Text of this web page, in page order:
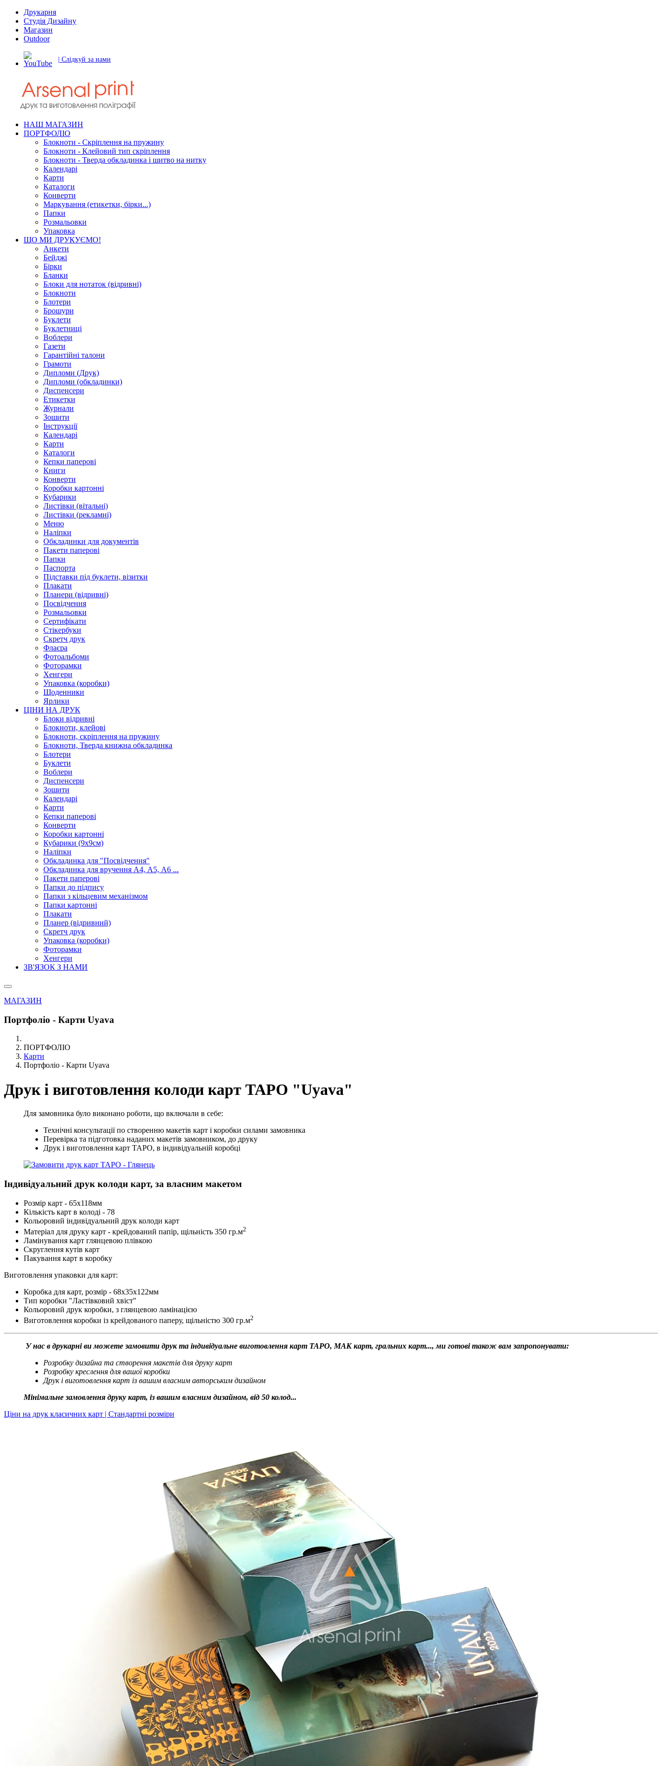
Друкарня
Студія Дизайну
Магазин
Outdoor
| Слідкуй за нами
НАШ МАГАЗИН
ПОРТФОЛІО
Блокноти - Скріплення на пружину
Блокноти - Клейовий тип скріплення
Блокноти - Тверда обкладинка і шитво на нитку
Календарі
Карти
Каталоги
Конверти
Маркування (етикетки, бірки...)
Папки
Розмальовки
Упаковка
ЩО МИ ДРУКУЄМО!
Анкети
Бейджі
Бірки
Бланки
Блоки для нотаток (відривні)
Блокноти
Блотери
Брошури
Буклети
Буклетниці
Воблери
Газети
Гарантійні талони
Грамоти
Дипломи (Друк)
Дипломи (обкладинки)
Диспенсери
Етикетки
Журнали
Зошити
Інструкції
Календарі
Карти
Каталоги
Кепки паперові
Книги
Конверти
Коробки картонні
Кубарики
Листівки (вітальні)
Листівки (рекламні)
Меню
Наліпки
Обкладинки для документів
Пакети паперові
Папки
Паспорта
Підставки під буклети, візитки
Плакати
Планери (відривні)
Посвідчення
Розмальовки
Сертифікати
Стікербуки
Скретч друк
Флаєра
Фотоальбоми
Фоторамки
Хенгери
Упаковка (коробки)
Щоденники
Ярлики
ЦІНИ НА ДРУК
Блоки відривні
Блокноти, клейові
Блокноти, скріплення на пружину
Блокноти, Тверда книжна обкладинка
Блотери
Буклети
Воблери
Диспенсери
Зошити
Календарі
Карти
Кепки паперові
Конверти
Коробки картонні
Кубарики (9х9см)
Наліпки
Обкладинка для "Посвідчення"
Обкладинка для вручення А4, А5, А6 ...
Пакети паперові
Папки до підпису
Папки з кільцевим механізмом
Папки картонні
Плакати
Планер (відривний)
Скретч друк
Упаковка (коробки)
Фоторамки
Хенгери
ЗВ'ЯЗОК З НАМИ
МАГАЗИН
Портфоліо - Карти Uyava
ПОРТФОЛІО
Карти
Портфоліо - Карти Uyava
Друк і виготовлення колоди карт ТАРО "Uyava"
Для замовника було виконано роботи, що включали в себе:
Технічні консультації по створенню макетів карт і коробки силами замовника
Перевірка та підготовка наданих макетів замовником, до друку
Друк і виготовлення карт ТАРО, в індивідуальній коробці
Індивідуальний друк колоди карт, за власним макетом
Розмір карт - 65х118мм
Кількість карт в колоді - 78
Кольоровий індивідуальний друк колоди карт
Матеріал для друку карт - крейдований папір, щільність 350 гр.м2
Ламінування карт глянцевою плівкою
Скруглення кутів карт
Пакування карт в коробку
Виготовлення упаковки для карт:
Коробка для карт, розмір - 68х35х122мм
Тип коробки "Ластівковий хвіст"
Кольоровий друк коробки, з глянцевою ламінацією
Виготовлення коробки із крейдованого паперу, щільністю 300 гр.м2
У нас в друкарні ви можете замовити друк та індивідуальне виготовлення карт ТАРО, МАК карт, гральних карт..., ми готові також вам запропонувати:
Розробку дизайна та створення макетів для друку карт
Розробку креслення для вашої коробки
Друк і виготовлення карт із вашим власним авторським дизайном
Мінімальне замовлення друку карт, із вашим власним дизайном, від 50 колод...
Ціни на друк класичних карт | Стандартні розміри